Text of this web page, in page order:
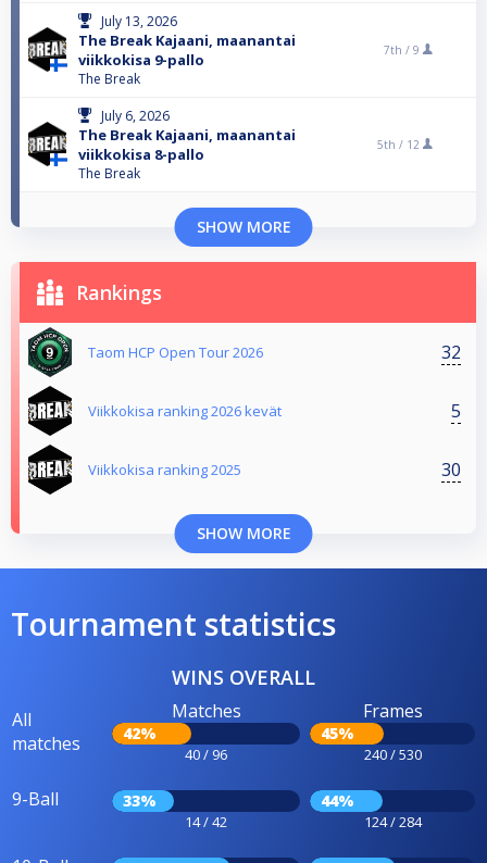
July 13, 2026
The Break Kajaani, maanantai
viikkokisa 9-pallo
The Break
7th / 9
July 6, 2026
The Break Kajaani, maanantai
viikkokisa 8-pallo
The Break
5th / 12
SHOW MORE
Rankings
Taom HCP Open Tour 2026 32
Viikkokisa ranking 2026 kevät 5
Viikkokisa ranking 2025 30
SHOW MORE
Tournament statistics
WINS OVERALL
All
matches
Matches
42%
40 / 96
Frames
45%
240 / 530
9-Ball 33%
14 / 42
44%
124 / 284